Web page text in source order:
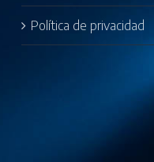
Política de privacidad